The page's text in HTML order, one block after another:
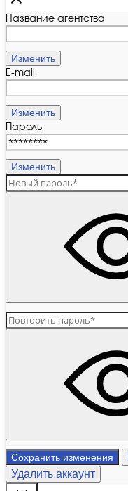
Название агентства
Изменить
E-mail
Изменить
Пароль
Изменить
Сохранить изменения
Удалить аккаунт